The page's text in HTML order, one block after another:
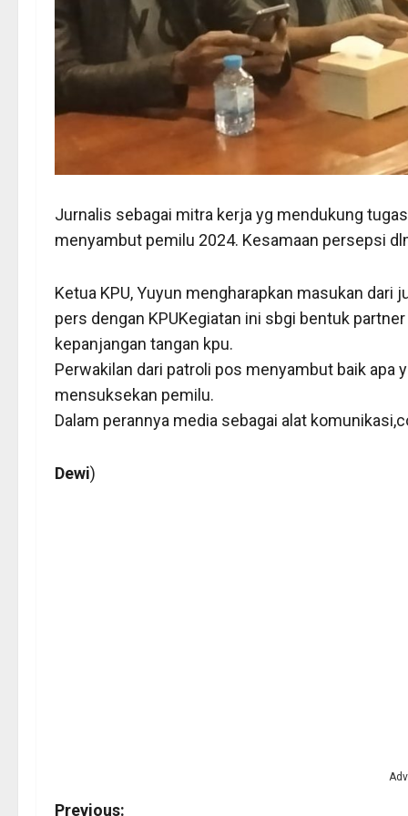
Jurnalis sebagai mitra kerja yg mendukung
menyambut pemilu 2024. Kesamaan persepsi
Ketua KPU, Yuyun mengharapkan masukan
pers dengan KPUKegiatan ini sbgi bentuk
kepanjangan tangan kpu.
Perwakilan dari patroli pos menyambut baik apa
mensuksekan pemilu.
Dalam perannya media sebagai alat
Dewi)
Previous: